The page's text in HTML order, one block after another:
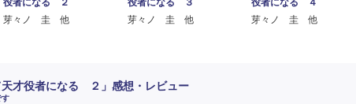
役者になる ２
芽々ノ 圭 他
役者になる ３
芽々ノ 圭 他
役者になる ４
芽々ノ 圭 他
天才役者になる ２」感想・レビュー
す